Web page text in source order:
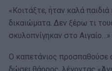
«Κοιτάξτε, ήταν καλά
δικαιώματα. Δεν ξέρω τι
σκυλοπνίγηκαν στο Αιγαίο…»
Ο καπετάνιος